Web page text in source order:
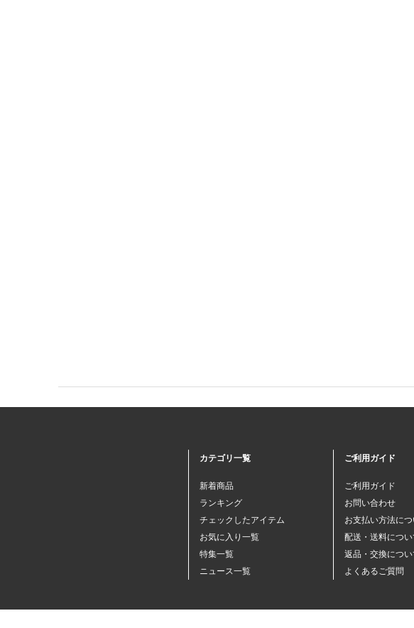
カテゴリ一覧
新着商品
ランキング
チェックしたアイテム
お気に入り一覧
特集一覧
ニュース一覧
ご利用ガイド
ご利用ガイド
お問い合わせ
お支払い方法につ
配送・送料につい
返品・交換につい
よくあるご質問